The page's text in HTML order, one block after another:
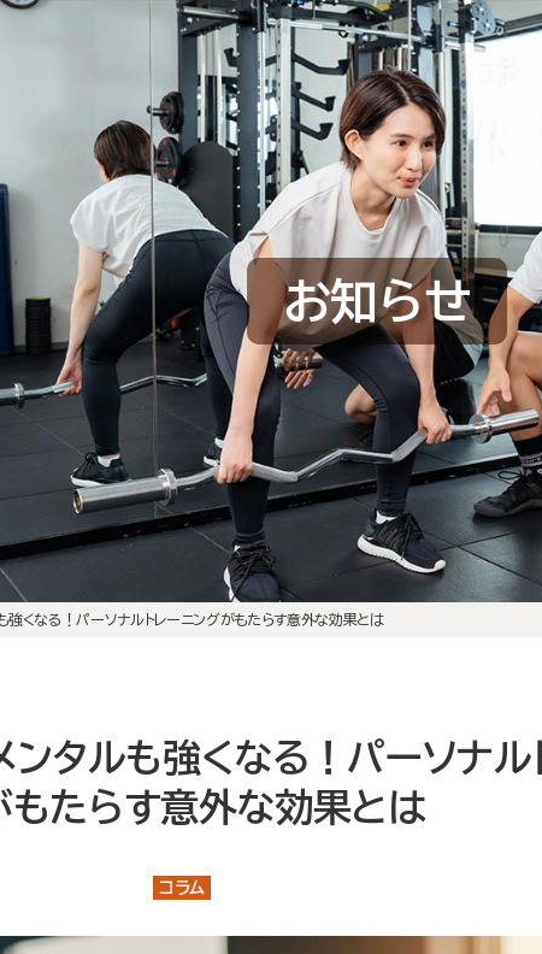
HOME
選
初
店舗案
トレー
お知らせ
強くなる！パーソナルトレーニングがもたらす意外な効果とは
ンタルも強くなる！パーソナル
もたらす意外な効果とは
コラム